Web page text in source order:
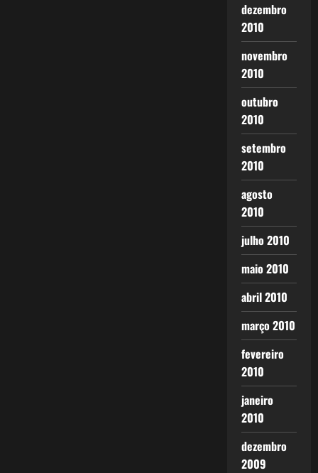
dezembro
2010
novembro
2010
outubro
2010
setembro
2010
agosto
2010
julho 2010
maio 2010
abril 2010
março 2010
fevereiro
2010
janeiro
2010
dezembro
2009